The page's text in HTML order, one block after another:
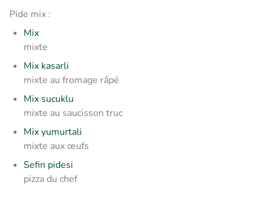
Pide mix :
Mix
mixte
Mix kasarli
mixte au fromage râpé
Mix sucuklu
mixte au saucisson truc
Mix yumurtali
mixte aux œufs
Sefin pidesi
pizza du chef